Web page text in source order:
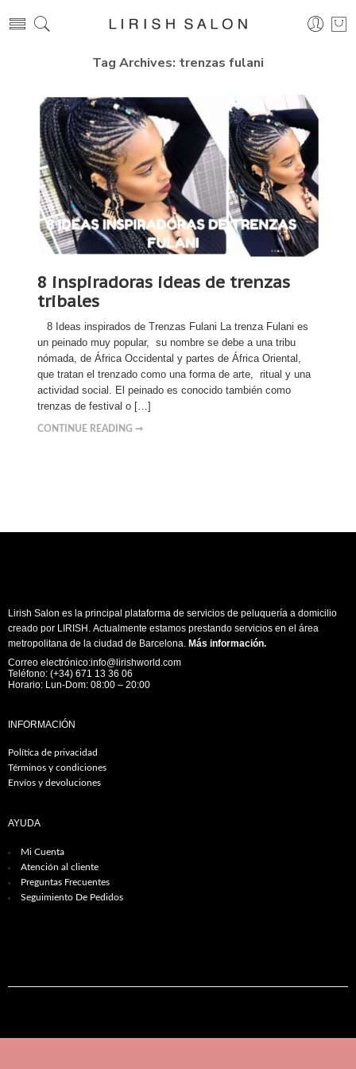
Tag Archives: trenzas fulani
8 inspiradoras ideas de trenzas
tribales
8 Ideas inspirados de Trenzas Fulani La trenza Fulani es
un peinado muy popular, su nombre se debe a una tribu
nómada, de África Occidental y partes de África Oriental,
que tratan el trenzado como una forma de arte, ritual y una
actividad social. El peinado es conocido también como
trenzas de festival o […]
CONTINUE READING ➞
Lirish Salon es la principal plataforma de servicios de peluquería a domicilio
creado por LIRISH. Actualmente estamos prestando servicios en el área
metropolitana de la ciudad de Barcelona. Más información.
Correo electrónico:info@lirishworld.com
Teléfono: (+34) 671 13 36 06
Horario: Lun-Dom: 08:00 – 20:00
INFORMACIÓN
Política de privacidad
Términos y condiciones
Envíos y devoluciones
AYUDA
Mi Cuenta
Atención al cliente
Preguntas Frecuentes
Seguimiento De Pedidos